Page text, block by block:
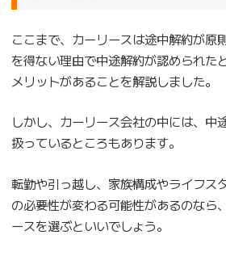
ここまで、カーリースは途中解約が原
を得ない理由で中途解約が認められた
メリットがあることを解説しました。
しかし、カーリース会社の中には、中
扱っているところもあります。
転勤や引っ越し、家族構成やライフス
の必要性が変わる可能性があるのなら
ースを選ぶといいでしょう。